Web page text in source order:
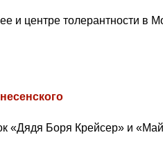
и центре толерантности в
«Дядя Боря Крейсер» и